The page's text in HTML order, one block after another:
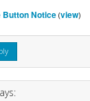
Button Notice(view)